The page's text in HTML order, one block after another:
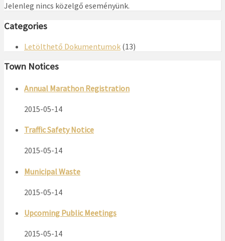
Jelenleg nincs közelgő eseményünk.
Categories
Letölthető Dokumentumok (13)
Town Notices
Annual Marathon Registration
2015-05-14
Traffic Safety Notice
2015-05-14
Municipal Waste
2015-05-14
Upcoming Public Meetings
2015-05-14